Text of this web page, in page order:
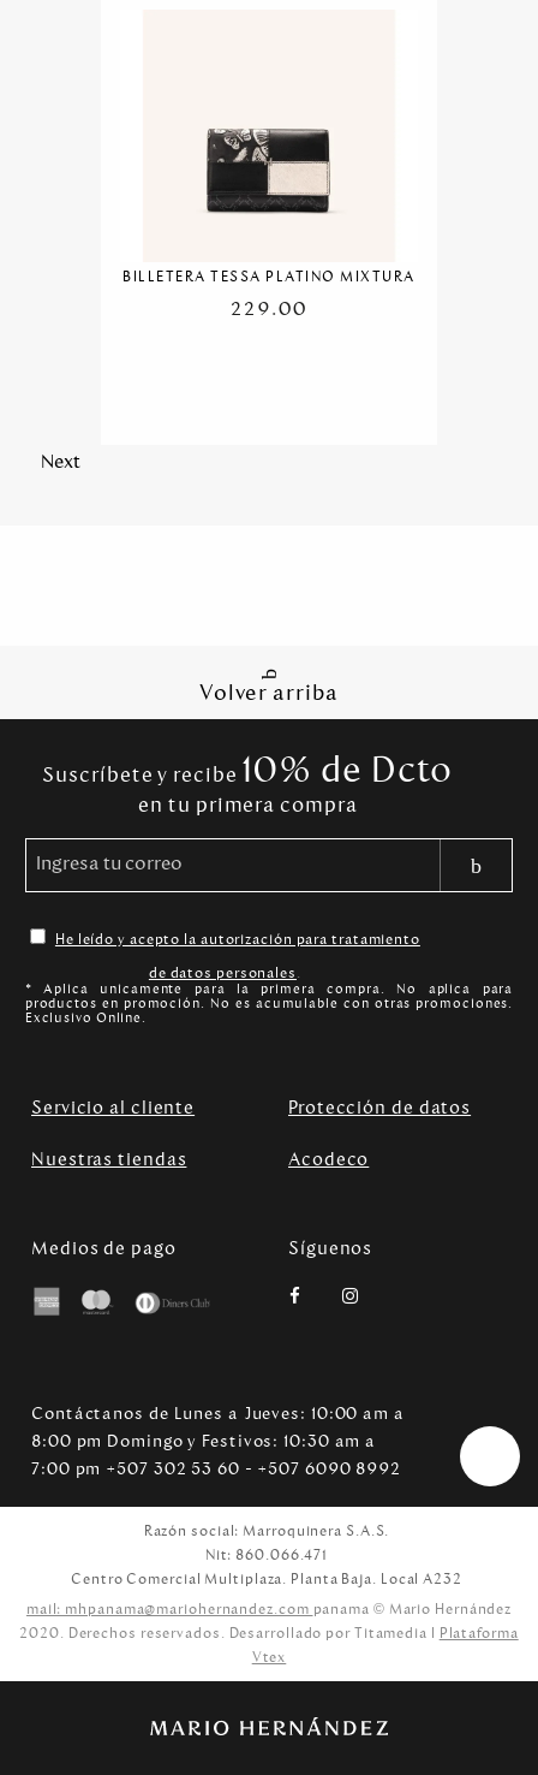
BILLETERA TESSA PLATINO MIXTURA
229.00
Next
Volver arriba
Suscríbete y recibe 10% de Dcto
en tu primera compra
He leído y acepto la autorización para tratamiento
de datos personales.
* Aplica unicamente para la primera compra. No aplica para
productos en promoción. No es acumulable con otras promociones.
Exclusivo Online.
Servicio al cliente Protección de datos
Nuestras tiendas Acodeco
Medios de pago Síguenos
Contáctanos de Lunes a Jueves: 10:00 am a
8:00 pm Domingo y Festivos: 10:30 am a
7:00 pm +507 302 53 60 - +507 6090 8992
Razón social: Marroquinera S.A.S.
Nit: 860.066.471
Centro Comercial Multiplaza. Planta Baja. Local A232
mail: mhpanama@mariohernandez.com panama © Mario Hernández
2020. Derechos reservados. Desarrollado por Titamedia l Plataforma
Vtex